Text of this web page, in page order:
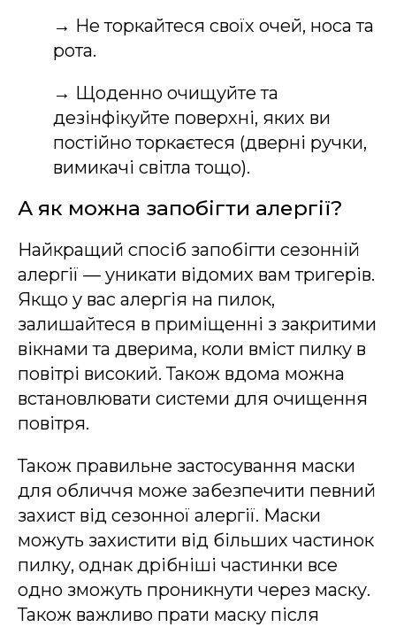
→ Не торкайтеся своїх очей, носа та
рота.
→ Щоденно очищуйте та
дезінфікуйте поверхні, яких ви
постійно торкаєтеся (дверні ручки,
вимикачі світла тощо).
А як можна запобігти алергії?
Найкращий спосіб запобігти сезонній
алергії — уникати відомих вам тригерів.
Якщо у вас алергія на пилок,
залишайтеся в приміщенні з закритими
вікнами та дверима, коли вміст пилку в
повітрі високий. Також вдома можна
встановлювати системи для очищення
повітря.
Також правильне застосування маски
для обличчя може забезпечити певний
захист від сезонної алергії. Маски
можуть захистити від більших частинок
пилку, однак дрібніші частинки все
одно зможуть проникнути через маску.
Також важливо прати маску після